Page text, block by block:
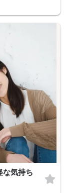
な気持ち